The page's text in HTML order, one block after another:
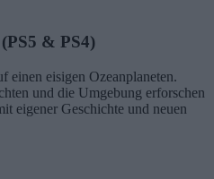
(PS5 & PS4)
einen eisigen Ozeanplaneten.
und die Umgebung erforschen
eigener Geschichte und neuen